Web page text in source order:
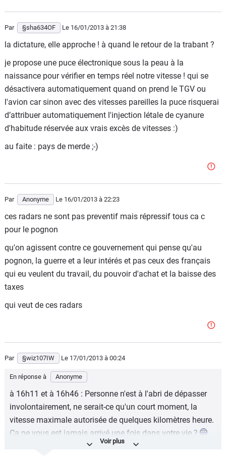
Par §sha634OF Le 16/01/2013 à 21:38
la dictature, elle approche ! à quand le retour de la trabant ?
je propose une puce électronique sous la peau à la
naissance pour vérifier en temps réel notre vitesse ! qui se
désactivera automatiquement quand on prend le TGV ou
l'avion car sinon avec des vitesses pareilles la puce risquerai
d’attribuer automatiquement l'injection létale de cyanure
d'habitude réservée aux vrais excès de vitesses :)
au faite : pays de merde ;-)
Par Anonyme Le 16/01/2013 à 22:23
ces radars ne sont pas preventif mais répressif tous ca c
pour le pognon
qu'on agissent contre ce gouvernement qui pense qu'au
pognon, la guerre et a leur intérés et pas ceux des français
qui eu veulent du travail, du pouvoir d'achat et la baisse des
taxes
qui veut de ces radars
Par §wiz107IW Le 17/01/2013 à 00:24
En réponse à Anonyme
à 16h11 et à 16h46 : Personne n'est à l'abri de dépasser
involontairement, ne serait-ce qu'un court moment, la
vitesse maximale autorisée de quelques kilomètres heure.
Ça ne vous est jamais arrivé une fois dans votre vie ?